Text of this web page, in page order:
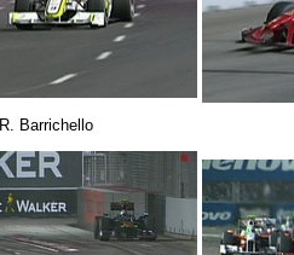
R. Barrichello